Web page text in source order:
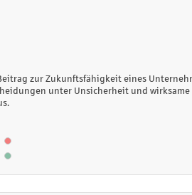
zur Zukunftsfähigkeit eines
unter Unsicherheit und